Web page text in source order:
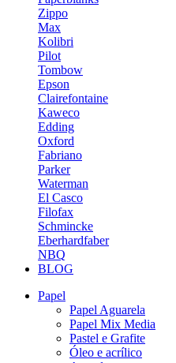
Zippo
Max
Kolibri
Pilot
Tombow
Epson
Clairefontaine
Kaweco
Edding
Oxford
Fabriano
Parker
Waterman
El Casco
Filofax
Schmincke
Eberhardfaber
NBQ
BLOG
Papel
Papel Aguarela
Papel Mix Media
Pastel e Grafite
Óleo e acrílico